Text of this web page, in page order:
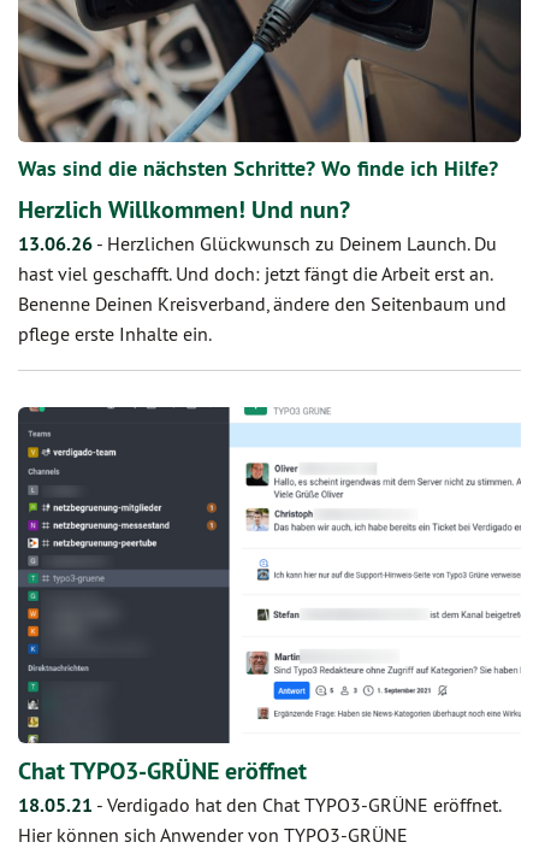
Was sind die nächsten Schritte? Wo finde ich Hilfe?
Herzlich Willkommen! Und nun?
13.06.26 - Herzlichen Glückwunsch zu Deinem Launch. Du
hast viel geschafft. Und doch: jetzt fängt die Arbeit erst an.
Benenne Deinen Kreisverband, ändere den Seitenbaum und
pflege erste Inhalte ein.
Chat TYPO3-GRÜNE eröffnet
18.05.21 - Verdigado hat den Chat TYPO3-GRÜNE eröffnet.
Hier können sich Anwender von TYPO3-GRÜNE